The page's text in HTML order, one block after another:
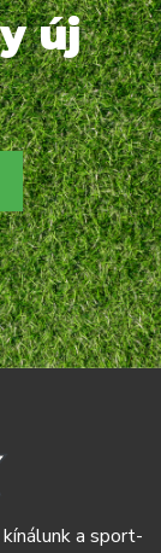
új
a sport-